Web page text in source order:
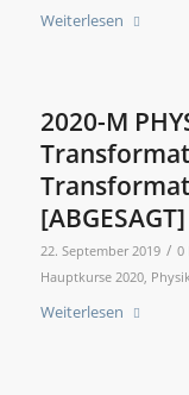
Weiterlesen
2020-M
[ABGESAGT]
22. September 2019 / 0
Hauptkurse 2020,
Weiterlesen